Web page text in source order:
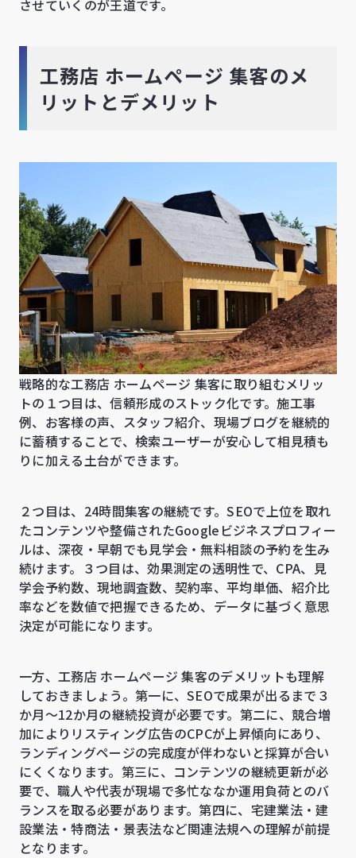
させていくのが王道です。
工務店 ホームページ 集客のメ
リットとデメリット
戦略的な工務店 ホームページ 集客に取り組むメリッ
トの１つ目は、信頼形成のストック化です。施工事
例、お客様の声、スタッフ紹介、現場ブログを継続的
に蓄積することで、検索ユーザーが安心して相見積も
りに加える土台ができます。
２つ目は、24時間集客の継続です。SEOで上位を取れ
たコンテンツや整備されたGoogleビジネスプロフィー
ルは、深夜・早朝でも見学会・無料相談の予約を生み
続けます。３つ目は、効果測定の透明性で、CPA、見
学会予約数、現地調査数、契約率、平均単価、紹介比
率などを数値で把握できるため、データに基づく意思
決定が可能になります。
一方、工務店 ホームページ 集客のデメリットも理解
しておきましょう。第一に、SEOで成果が出るまで３
か月〜12か月の継続投資が必要です。第二に、競合増
加によりリスティング広告のCPCが上昇傾向にあり、
ランディングページの完成度が伴わないと採算が合い
にくくなります。第三に、コンテンツの継続更新が必
要で、職人や代表が現場で多忙ななか運用負荷とのバ
ランスを取る必要があります。第四に、宅建業法・建
設業法・特商法・景表法など関連法規への理解が前提
となります。